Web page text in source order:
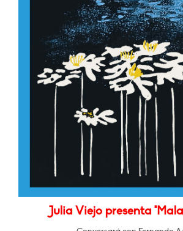
Julia Viejo presenta